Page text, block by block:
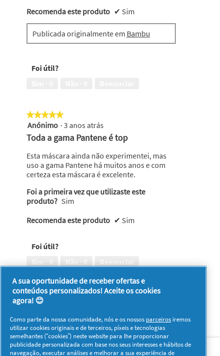
Recomenda este produto ✔ Sim
Publicada originalmente em Bambu
Foi útil?
★★★★★
★★★★★
5
em
5
estrelas.
Anónimo · 3 anos atrás
Toda a gama Pantene é top
Esta máscara ainda não experimentei, mas
uso a gama Pantene há muitos anos e com
certeza esta máscara é excelente.
Foi a primeira vez que utilizaste este
produto? Sim
Recomenda este produto ✔ Sim
Foi útil?
Sim · 0 Não · 0 Denunciar
1–8 de 152 análises
Anterior
◄
Sobre nós Contacto Visitar www.pg.com
A sua oportunidade de receber ofertas e
conteúdos personalizados! Aceite os cookies
agora! 😊
Como parte da nossa comunidade, nós e os nossos parceiros iremos
utilizar cookies originais e de terceiros, píxeis e tecnologias
semelhantes (“cookies”) neste website para lhe proporcionar
publicidade personalizada com base nos seus interesses e hábitos de
navegação, executar análises e melhorar a sua experiência de